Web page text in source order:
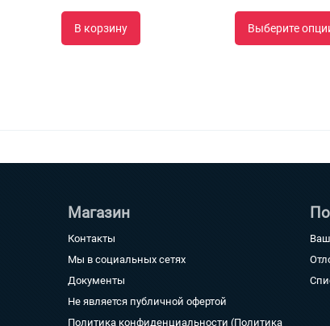
В корзину Выберите
Магазин
Контакты
Мы в социальных сетях
Документы
Не является публичной офертой
Политика конфиденциальности (Политика